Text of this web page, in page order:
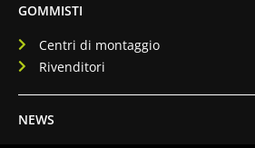
GOMMISTI
Centri di montaggio
Rivenditori
NEWS